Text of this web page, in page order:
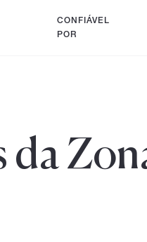
CONFIÁVEL
POR
da